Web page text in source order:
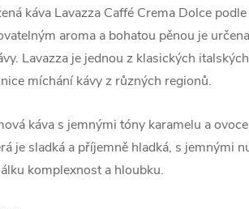
káva Lavazza Caffé Crema Dolce
aroma a bohatou pěnou je
Lavazza je jednou z klasických
míchání kávy z různých regionů.
káva s jemnými tóny karamelu a
je sladká a příjemně hladká, s jemnými
komplexnost a hloubku.